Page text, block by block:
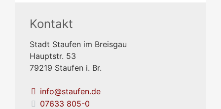
Kontakt
Stadt Staufen im Breisgau
Hauptstr. 53
79219 Staufen i. Br.
info@staufen.de
07633 805-0